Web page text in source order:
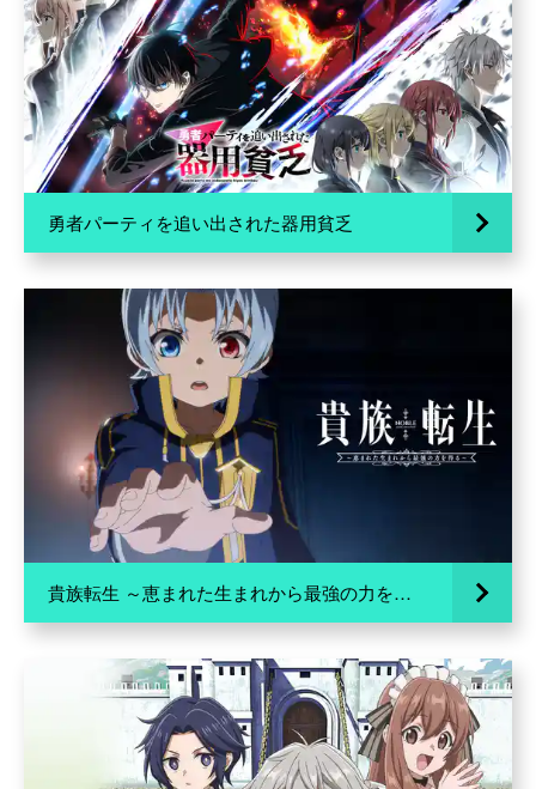
勇者パーティを追い出された器用貧乏
貴族転生 ～恵まれた生まれから最強の力を得る～